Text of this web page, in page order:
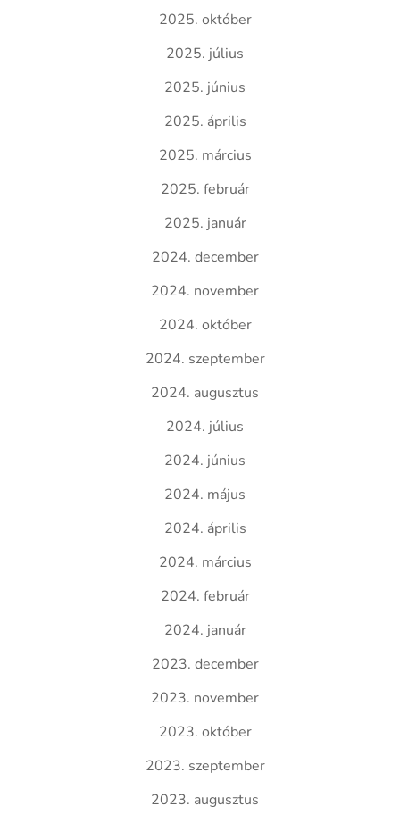
2025. október
2025. július
2025. június
2025. április
2025. március
2025. február
2025. január
2024. december
2024. november
2024. október
2024. szeptember
2024. augusztus
2024. július
2024. június
2024. május
2024. április
2024. március
2024. február
2024. január
2023. december
2023. november
2023. október
2023. szeptember
2023. augusztus